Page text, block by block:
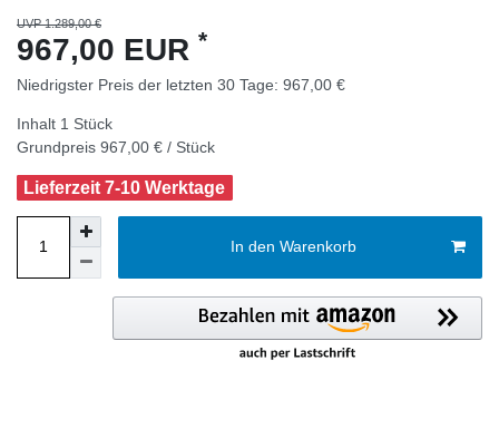
UVP 1.289,00 €
967,00 EUR *
Niedrigster Preis der letzten 30 Tage: 967,00 €
Inhalt 1 Stück
Grundpreis 967,00 € / Stück
Lieferzeit 7-10 Werktage
In den Warenkorb